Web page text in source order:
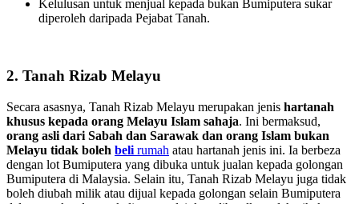
Kelulusan untuk menjual kepada bukan Bumiputera sukar
diperoleh daripada Pejabat Tanah.
2. Tanah Rizab Melayu
Secara asasnya, Tanah Rizab Melayu merupakan jenis hartanah
khusus kepada orang Melayu Islam sahaja. Ini bermaksud,
orang asli dari Sabah dan Sarawak dan orang Islam bukan
Melayu tidak boleh beli rumah atau hartanah jenis ini. Ia berbeza
dengan lot Bumiputera yang dibuka untuk jualan kepada golongan
Bumiputera di Malaysia. Selain itu, Tanah Rizab Melayu juga tidak
boleh diubah milik atau dijual kepada golongan selain Bumiputera